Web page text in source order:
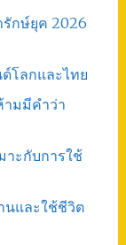
รักษ์ยุค 2026
ด์โลกและไทย
ามมีคำว่า
าะกับการใช้
นและใช้ชีวิต